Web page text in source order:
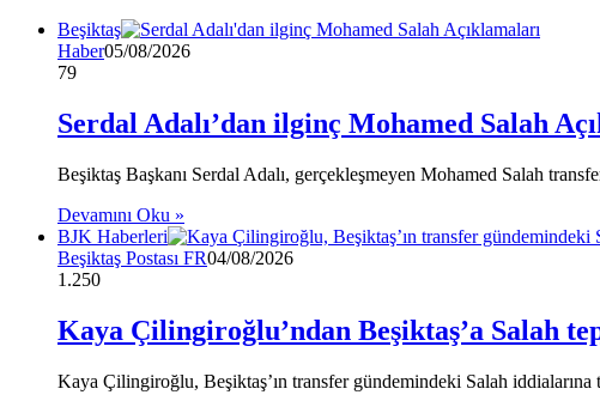
Beşiktaş
Haber05/08/2026
79
Serdal Adalı’dan ilginç Mohamed Salah
Beşiktaş Başkanı Serdal Adalı, gerçekleşmeyen Mohamed Salah
Devamını Oku »
BJK Haberleri
Beşiktaş Postası FR04/08/2026
1.250
Kaya Çilingiroğlu’ndan Beşiktaş’a Salah
Kaya Çilingiroğlu, Beşiktaş’ın transfer gündemindeki Salah iddialarına